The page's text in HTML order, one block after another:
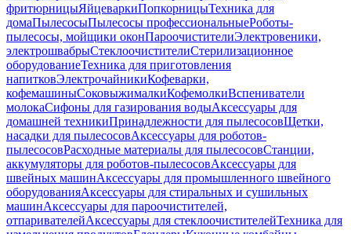
фритюрницыЯйцеваркиПопкорницыТехника для
домаПылесосыПылесосы профессиональныеРоботы-
пылесосы, мойщики оконПароочистителиЭлектровеники,
электрошвабрыСтеклоочистителиСтерилизационное
оборудованиеТехника для приготовления
напитковЭлектрочайникиКофеварки,
кофемашиныСоковыжималкиКофемолкиВспениватели
молокаСифоны для газирования водыАксессуары для
домашней техникиПринадлежности для пылесосовЩетки,
насадки для пылесосовАксессуары для роботов-
пылесосовРасходные материалы для пылесосовСтанции,
аккумуляторы для роботов-пылесосовАксессуары для
швейных машинАксессуары для промышленного швейного
оборудованияАксессуары для стиральных и сушильных
машинАксессуары для пароочистителей,
отпаривателейАксессуары для стеклоочистителейТехника для